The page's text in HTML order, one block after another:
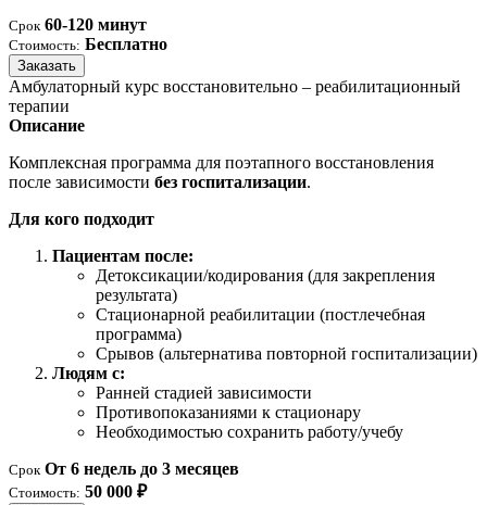
Срок 60-120 минут
Стоимость: Бесплатно
Заказать
Амбулаторный курс восстановительно – реабилитационный
терапии
Описание
Комплексная программа для поэтапного восстановления
после зависимости без госпитализации.
Для кого подходит
Пациентам после:
Детоксикации/кодирования (для закрепления
результата)
Стационарной реабилитации (постлечебная
программа)
Срывов (альтернатива повторной госпитализации)
Людям с:
Ранней стадией зависимости
Противопоказаниями к стационару
Необходимостью сохранить работу/учебу
Срок От 6 недель до 3 месяцев
Стоимость: 50 000 ₽